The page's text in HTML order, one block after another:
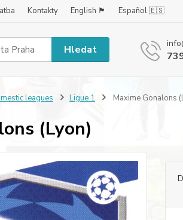
Kontakty English 🏴󠁧󠁢󠁥󠁮󠁧󠁿 Español 🇪🇸
Hledat
leagues Ligue 1 Maxime Gonalons
(Lyon)